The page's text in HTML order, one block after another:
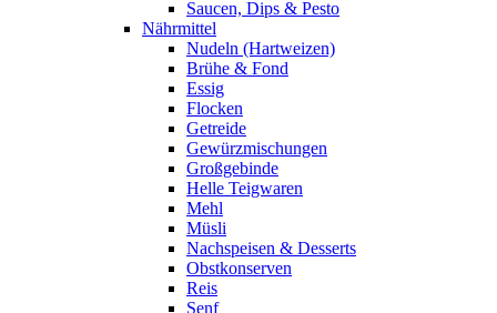
Saucen, Dips & Pesto
Nährmittel
Nudeln (Hartweizen)
Brühe & Fond
Essig
Flocken
Getreide
Gewürzmischungen
Großgebinde
Helle Teigwaren
Mehl
Müsli
Nachspeisen & Desserts
Obstkonserven
Reis
Senf